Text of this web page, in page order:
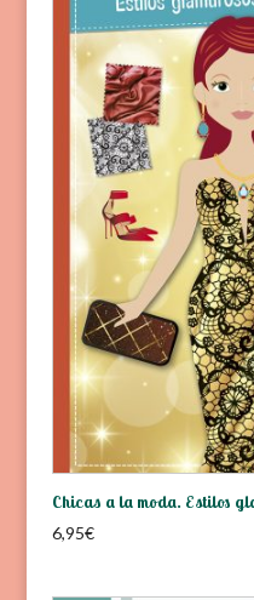
Chicas a la moda. Estilos
6,95€